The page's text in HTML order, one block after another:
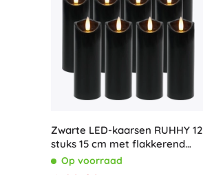
Zwarte LED-kaarsen RUHHY 12
stuks 15 cm met flakkerend
vlam-effect
Op voorraad